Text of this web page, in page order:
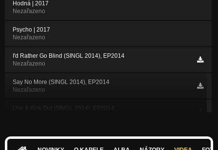
Hodná | 2017
Nezařazeno
Psycho | 2017
Nezařazeno
I'd Rather Go Blind (SINGL 2014), EP2014
Nezařazeno
Say No More (SINGL 2014), EP2014
Nezařazeno
Use & Kick Out (SINGL 2014), EP2014